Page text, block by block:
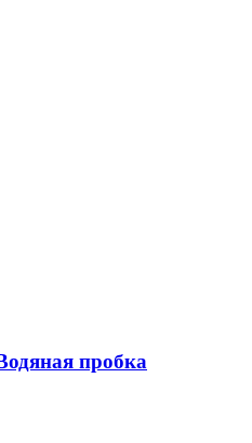
пробка